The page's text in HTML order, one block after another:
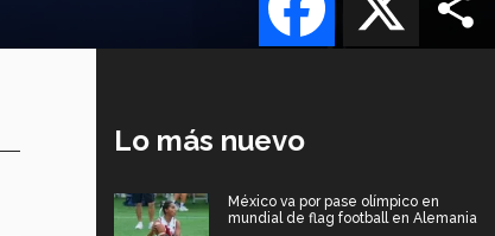
Lo más nuevo
México va por pase olímpico en
mundial de flag football en Alemania